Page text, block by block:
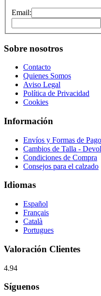
Email:
Sobre nosotros
Contacto
Quienes Somos
Aviso Legal
Política de Privacidad
Cookies
Información
Envíos y Formas de Pago
Cambios de Talla -
Condiciones de Compra
Consejos para el calzado
Idiomas
Español
Français
Català
Portugues
Valoración Clientes
4.94
Síguenos